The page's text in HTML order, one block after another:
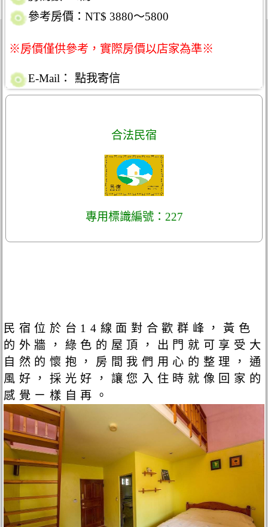
參考房價：NT$ 3880～5800
※房價僅供參考，實際房價以店家為準※
E-Mail： 點我寄信
合法民宿
專用標識編號：227
民宿位於台14線面對合歡群峰，黃色
的外牆，綠色的屋頂，出門就可享受大
自然的懷抱，房間我們用心的整理，通
風好，採光好，讓您入住時就像回家的
感覺ㄧ樣自再。